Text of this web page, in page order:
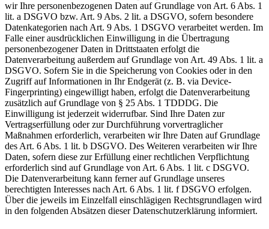
wir Ihre personenbezogenen Daten auf Grundlage von Art. 6 Abs. 1
lit. a DSGVO bzw. Art. 9 Abs. 2 lit. a DSGVO, sofern besondere
Datenkategorien nach Art. 9 Abs. 1 DSGVO verarbeitet werden. Im
Falle einer ausdrücklichen Einwilligung in die Übertragung
personenbezogener Daten in Drittstaaten erfolgt die
Datenverarbeitung außerdem auf Grundlage von Art. 49 Abs. 1 lit. a
DSGVO. Sofern Sie in die Speicherung von Cookies oder in den
Zugriff auf Informationen in Ihr Endgerät (z. B. via Device-
Fingerprinting) eingewilligt haben, erfolgt die Datenverarbeitung
zusätzlich auf Grundlage von § 25 Abs. 1 TDDDG. Die
Einwilligung ist jederzeit widerrufbar. Sind Ihre Daten zur
Vertragserfüllung oder zur Durchführung vorvertraglicher
Maßnahmen erforderlich, verarbeiten wir Ihre Daten auf Grundlage
des Art. 6 Abs. 1 lit. b DSGVO. Des Weiteren verarbeiten wir Ihre
Daten, sofern diese zur Erfüllung einer rechtlichen Verpflichtung
erforderlich sind auf Grundlage von Art. 6 Abs. 1 lit. c DSGVO.
Die Datenverarbeitung kann ferner auf Grundlage unseres
berechtigten Interesses nach Art. 6 Abs. 1 lit. f DSGVO erfolgen.
Über die jeweils im Einzelfall einschlägigen Rechtsgrundlagen wird
in den folgenden Absätzen dieser Datenschutzerklärung informiert.